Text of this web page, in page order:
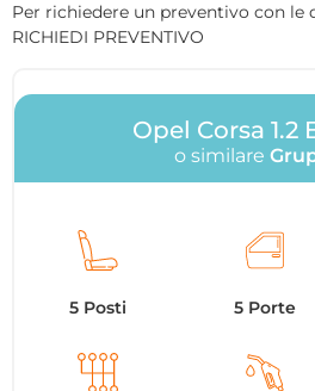
Per richiedere un preventivo con le
RICHIEDI PREVENTIVO
Opel Corsa 1.2
o similare
5 Posti 5 Porte